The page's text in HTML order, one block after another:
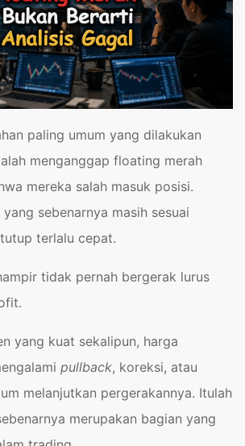
paling umum yang dilakukan
menganggap floating merah
mereka salah masuk posisi.
sebenarnya masih sesuai
terlalu cepat.
tidak pernah bergerak lurus
yang kuat sekalipun, harga
pullback, koreksi, atau
melanjutkan pergerakannya. Itulah
merupakan bagian yang